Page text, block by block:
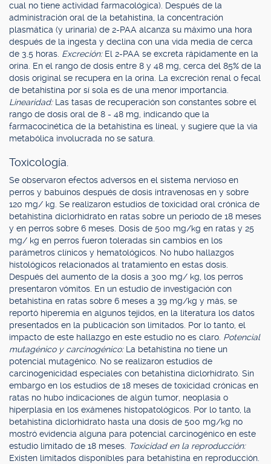
cual no tiene actividad farmacológica). Después de la
administración oral de la betahistina, la concentración
plasmática (y urinaria) de 2-PAA alcanza su máximo una hora
después de la ingesta y declina con una vida media de cerca
de 3.5 horas. Excreción: El 2-PAA se excreta rápidamente en la
orina. En el rango de dosis entre 8 y 48 mg, cerca del 85% de la
dosis original se recupera en la orina. La excreción renal o fecal
de betahistina por sí sola es de una menor importancia.
Linearidad: Las tasas de recuperación son constantes sobre el
rango de dosis oral de 8 - 48 mg, indicando que la
farmacocinética de la betahistina es lineal, y sugiere que la vía
metabólica involucrada no se satura.
Toxicología.
Se observaron efectos adversos en el sistema nervioso en
perros y babuinos después de dosis intravenosas en y sobre
120 mg/ kg. Se realizaron estudios de toxicidad oral crónica de
betahistina diclorhidrato en ratas sobre un periodo de 18 meses
y en perros sobre 6 meses. Dosis de 500 mg/kg en ratas y 25
mg/ kg en perros fueron toleradas sin cambios en los
parámetros clínicos y hematológicos. No hubo hallazgos
histológicos relacionados al tratamiento en estas dosis.
Después del aumento de la dosis a 300 mg/ kg, los perros
presentaron vómitos. En un estudio de investigación con
betahistina en ratas sobre 6 meses a 39 mg/kg y más, se
reportó hiperemia en algunos tejidos, en la literatura los datos
presentados en la publicación son limitados. Por lo tanto, el
impacto de este hallazgo en este estudio no es claro. Potencial
mutagénico y carcinogénico: La betahistina no tiene un
potencial mutagénico. No se realizaron estudios de
carcinogenicidad especiales con betahistina diclorhidrato. Sin
embargo en los estudios de 18 meses de toxicidad crónicas en
ratas no hubo indicaciones de algún tumor, neoplasia o
hiperplasia en los exámenes histopatológicos. Por lo tanto, la
betahistina diclorhidrato hasta una dosis de 500 mg/kg no
mostró evidencia alguna para potencial carcinogénico en este
estudio limitado de 18 meses. Toxicidad en la reproducción:
Existen limitados disponibles para betahistina en reproducción.